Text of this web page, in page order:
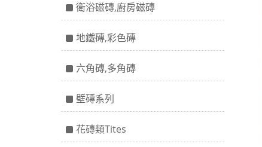
衛浴磁磚,廚房磁磚
地鐵磚,彩色磚
六角磚,多角磚
壁磚系列
花磚類Tites